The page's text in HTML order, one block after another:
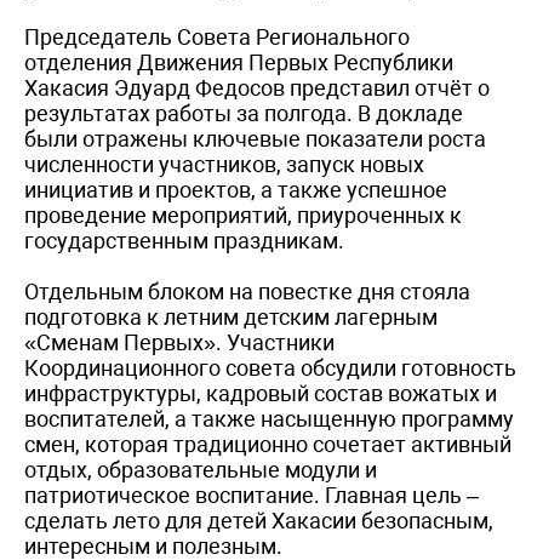
Председатель Совета Регионального
отделения Движения Первых Республики
Хакасия Эдуард Федосов представил отчёт о
результатах работы за полгода. В докладе
были отражены ключевые показатели роста
численности участников, запуск новых
инициатив и проектов, а также успешное
проведение мероприятий, приуроченных к
государственным праздникам.
Отдельным блоком на повестке дня стояла
подготовка к летним детским лагерным
«Сменам Первых». Участники
Координационного совета обсудили готовность
инфраструктуры, кадровый состав вожатых и
воспитателей, а также насыщенную программу
смен, которая традиционно сочетает активный
отдых, образовательные модули и
патриотическое воспитание. Главная цель –
сделать лето для детей Хакасии безопасным,
интересным и полезным.